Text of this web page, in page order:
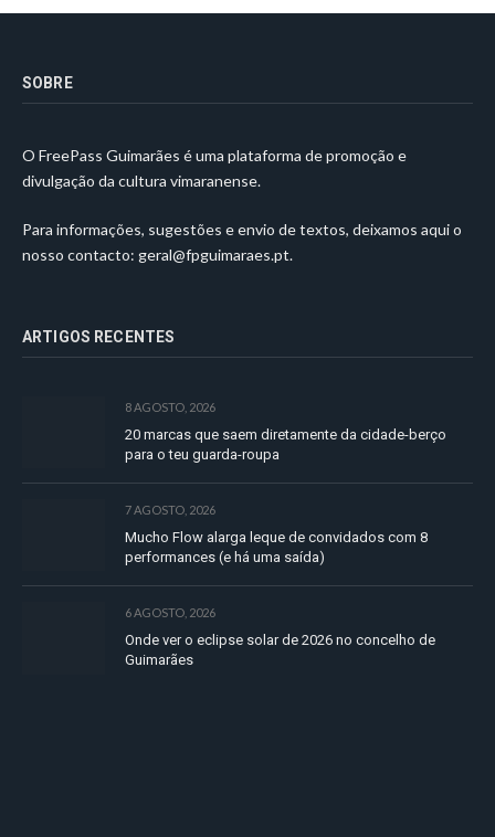
SOBRE
O FreePass Guimarães é uma plataforma de promoção e
divulgação da cultura vimaranense.
Para informações, sugestões e envio de textos, deixamos aqui o
nosso contacto: geral@fpguimaraes.pt.
ARTIGOS RECENTES
8 AGOSTO, 2026
20 marcas que saem diretamente da cidade-berço
para o teu guarda-roupa
7 AGOSTO, 2026
Mucho Flow alarga leque de convidados com 8
performances (e há uma saída)
6 AGOSTO, 2026
Onde ver o eclipse solar de 2026 no concelho de
Guimarães